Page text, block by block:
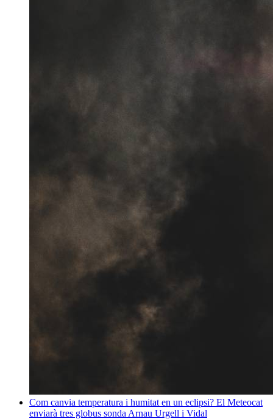
Com canvia temperatura i humitat en un eclipsi? El Meteocat
enviarà tres globus sonda Arnau Urgell i Vidal